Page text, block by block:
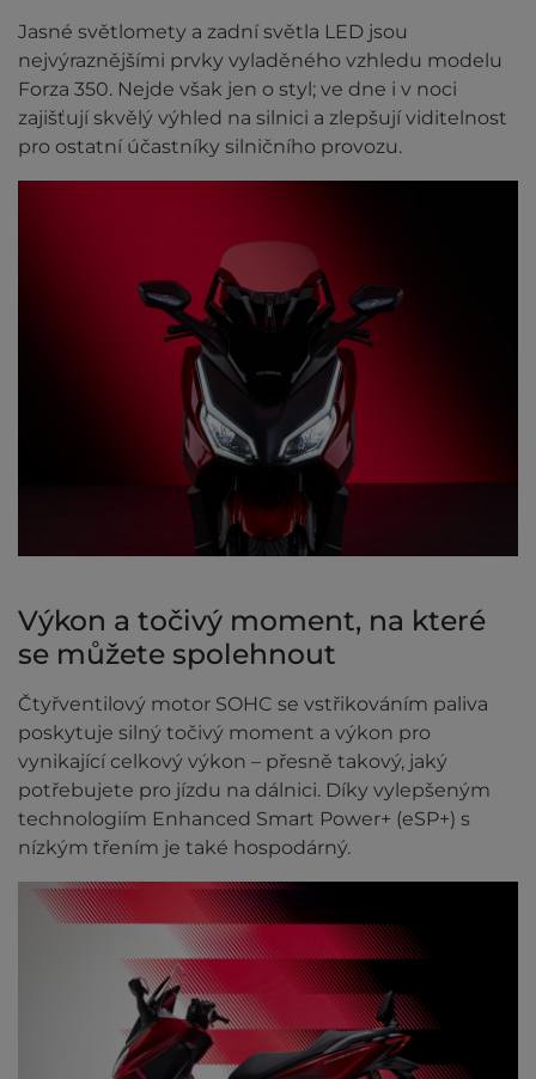
Jasné světlomety a zadní světla LED jsou
nejvýraznějšími prvky vyladěného vzhledu modelu
Forza 350. Nejde však jen o styl; ve dne i v noci
zajišťují skvělý výhled na silnici a zlepšují viditelnost
pro ostatní účastníky silničního provozu.
Výkon a točivý moment, na které
se můžete spolehnout
Čtyřventilový motor SOHC se vstřikováním paliva
poskytuje silný točivý moment a výkon pro
vynikající celkový výkon – přesně takový, jaký
potřebujete pro jízdu na dálnici. Díky vylepšeným
technologiím Enhanced Smart Power+ (eSP+) s
nízkým třením je také hospodárný.